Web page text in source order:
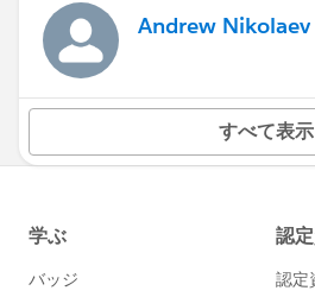
Andrew Nikolaev
すべて表示